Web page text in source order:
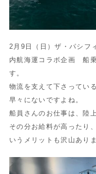
2月9日（日）ザ・パシフ
内航海運コラボ企画 船
す。
物流を支えて下さってい
早々にないですよね。
船員さんのお仕事は、陸
その分お給料が高ったり
いうメリットも沢山ありま